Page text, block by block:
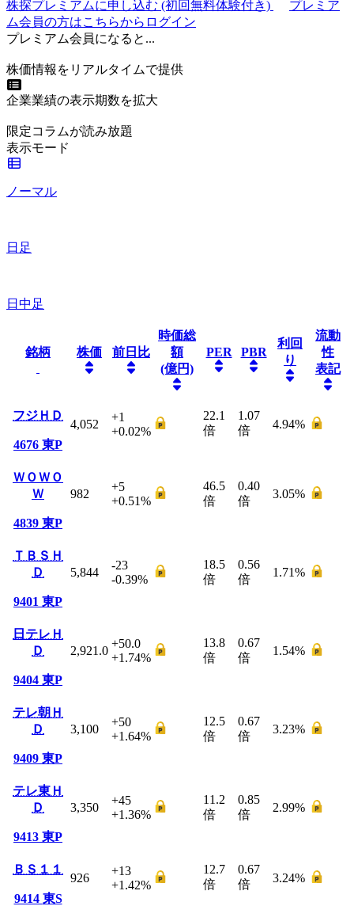
株探プレミアムに申し込む (初回無料体験付き)
プレミア
ム会員の方はこちらからログイン
プレミアム会員になると...
株価情報をリアルタイムで提供
企業業績の表示期数を拡大
限定コラムが読み放題
表示モード
ノーマル
日足
日中足
銘柄 株価 前日比
時価総
額
(億円)
PER PBR
利回
り
流動
性
表記
フジＨＤ
4676 東P
4,052
+1
+0.02%
22.1
倍
1.07
倍
4.94%
ＷＯＷＯ
Ｗ
4839 東P
982
+5
+0.51%
46.5
倍
0.40
倍
3.05%
ＴＢＳＨ
Ｄ
9401 東P
5,844
-23
-0.39%
18.5
倍
0.56
倍
1.71%
日テレＨ
Ｄ
9404 東P
2,921.0
+50.0
+1.74%
13.8
倍
0.67
倍
1.54%
テレ朝Ｈ
Ｄ
9409 東P
3,100
+50
+1.64%
12.5
倍
0.67
倍
3.23%
テレ東Ｈ
Ｄ
9413 東P
3,350
+45
+1.36%
11.2
倍
0.85
倍
2.99%
ＢＳ１１
9414 東S
926
+13
+1.42%
12.7
倍
0.67
倍
3.24%